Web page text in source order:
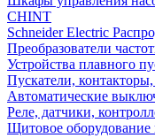
CHINT
Schneider Electric
Преобразователи
Устройства плавного
Пускатели,
Автоматические
Реле, датчики,
Щитовое оборудование